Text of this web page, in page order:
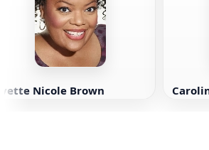
Nicole Brown